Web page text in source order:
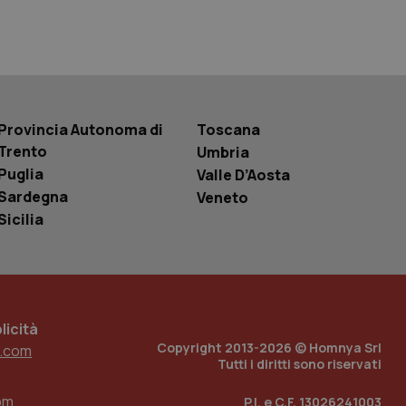
Autonoma di
Toscana
Umbria
Valle D’Aosta
Veneto
Copyright 2013-2026 © Homnya Srl
Tutti i diritti sono riservati
P.I. e C.F. 13026241003